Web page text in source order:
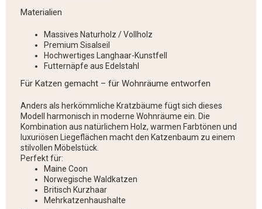
Materialien
Massives Naturholz / Vollholz
Premium Sisalseil
Hochwertiges Langhaar-Kunstfell
Futternäpfe aus Edelstahl
Für Katzen gemacht – für Wohnräume entworfen
Anders als herkömmliche Kratzbäume fügt sich dieses
Modell harmonisch in moderne Wohnräume ein. Die
Kombination aus natürlichem Holz, warmen Farbtönen und
luxuriösen Liegeflächen macht den Katzenbaum zu einem
stilvollen Möbelstück.
Perfekt für:
Maine Coon
Norwegische Waldkatzen
Britisch Kurzhaar
Mehrkatzenhaushalte